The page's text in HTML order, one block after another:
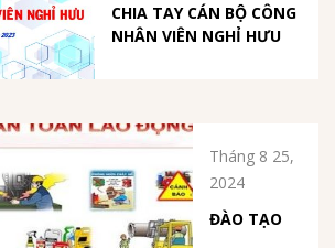
CHIA TAY CÁN BỘ CÔNG
NHÂN VIÊN NGHỈ HƯU
Tháng 8 25,
2024
ĐÀO TẠO